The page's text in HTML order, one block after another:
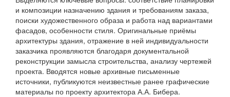
и композиции назначению здания и требованиям заказа,
поиски художественного образа и работа над вариантами
фасадов, особенности стиля. Оригинальные приёмы
архитектуры здания, отражение в ней индивидуальности
заказчика проявляются благодаря документальной
реконструкции замысла строительства, анализу чертежей
проекта. Вводятся новые архивные письменные
источники, публикуются неизвестные ранее графические
материалы по проекту архитектора А.А. Бибера.